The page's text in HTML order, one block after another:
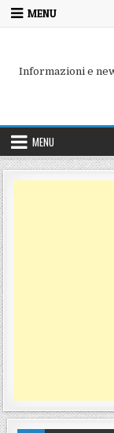
Skip to content
MENU
Informazioni e
MENU